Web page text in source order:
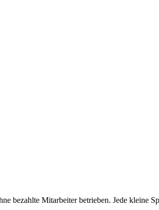
bezahlte Mitarbeiter betrieben. Jede kleine